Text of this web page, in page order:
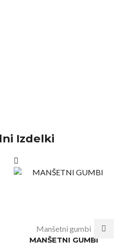
Izdelki
Manšetni gumbi
MANŠETNI GUMBI